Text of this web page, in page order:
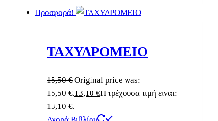
Προσφορά!
ΤΑΧΥΔΡΟΜΕΙΟ
15,50€ Original price was:
15,50 €.13,10 €Η τρέχουσα τιμή είναι:
13,10 €.
Αγορά Βιβλίου